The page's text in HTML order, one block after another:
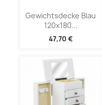
Gewichtsdecke Blau
120x180...
47,70 €